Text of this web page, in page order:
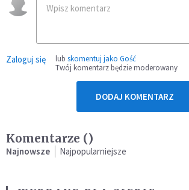
Zaloguj się lub skomentuj jako Gość
Twój komentarz będzie moderowany
DODAJ KOMENTARZ
Komentarze ()
Najnowsze Najpopularniejsze